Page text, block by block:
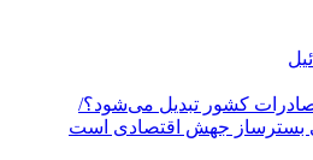
کشور تبدیل می‌شود؟/
بسترساز جهش اقتصادی است